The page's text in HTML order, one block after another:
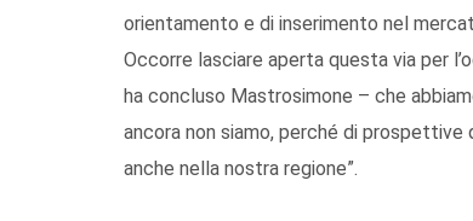
orientamento e di inserimento nel
Occorre lasciare aperta questa via per
ha concluso Mastrosimone – che
ancora non siamo, perché di
anche nella nostra regione”.